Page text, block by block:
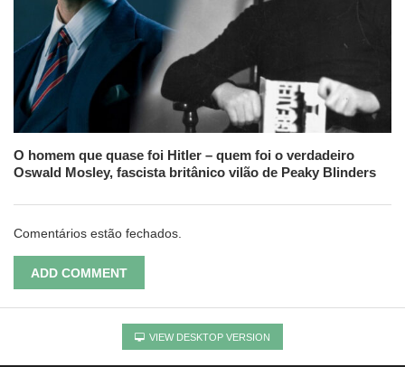
O homem que quase foi Hitler – quem foi o verdadeiro
Oswald Mosley, fascista britânico vilão de Peaky Blinders
Comentários estão fechados.
ADD COMMENT
VIEW DESKTOP VERSION